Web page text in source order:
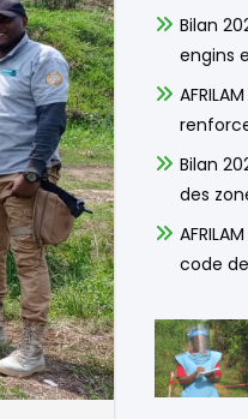
Bilan
engins
Bilan
des
code